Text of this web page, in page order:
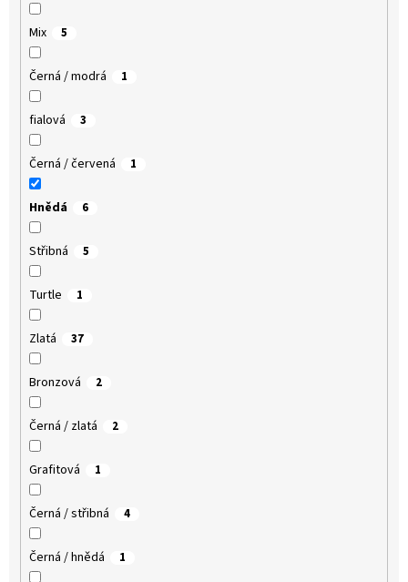
Mix 5
Černá / modrá 1
fialová 3
Černá / červená 1
Hnědá 6
Střibná 5
Turtle 1
Zlatá 37
Bronzová 2
Černá / zlatá 2
Grafitová 1
Černá / střibná 4
Černá / hnědá 1